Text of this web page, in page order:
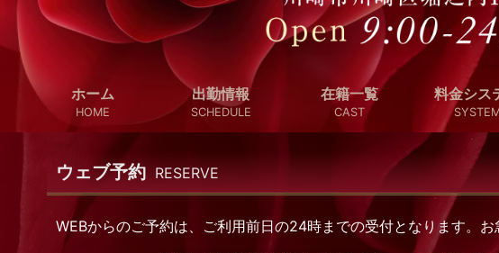
ホーム
HOME
出勤情報
SCHEDULE
在籍一覧
CAST
料金シス
ウェブ予約 RESERVE
WEBからのご予約は、ご利用前日の24時までの受付となります。